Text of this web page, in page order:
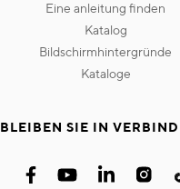
eine anleitung finden
katalog
bildschirmhintergründe
kataloge
BLEIBEN SIE IN